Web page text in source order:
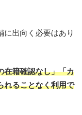
に出向く必要はあり
在籍確認なし」「カ
れることなく利用で